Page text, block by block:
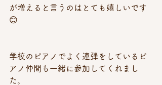
が増えると言うのはとても嬉しいです
😊
学校のピアノでよく連弾をしているピ
アノ仲間も一緒に参加してくれまし
た。